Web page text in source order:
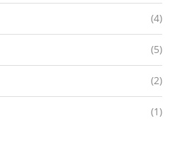
(4)
(5)
(2)
(1)